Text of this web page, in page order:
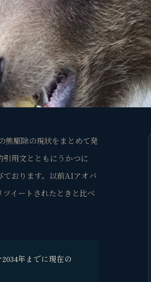
熊駆除の現状をまとめて発
用文とともにうかつに
ております。以前AIアオバ
イートされたときと比べ
年までに現在の